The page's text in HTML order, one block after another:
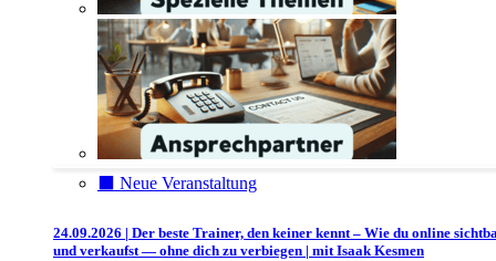
⬛️ Neue Veranstaltung
24.09.2026 | Der beste Trainer, den keiner kennt – Wie du online
und verkaufst — ohne dich zu verbiegen | mit Isaak Kesmen